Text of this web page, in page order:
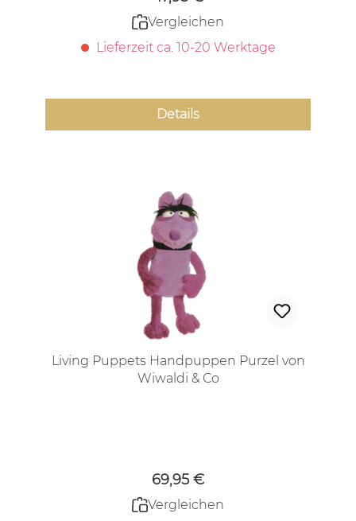
Vergleichen
Lieferzeit ca. 10-20 Werktage
Details
Living Puppets Handpuppen Purzel von
Wiwaldi & Co
69,95 €
Vergleichen